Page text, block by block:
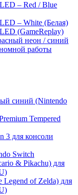
– Red / Blue
– White (Белая)
(GameReplay)
неон / синий
работы
синий (Nintendo
Tempered
3 для консоли
Switch
& Pikachu) для
Legend of Zelda) для